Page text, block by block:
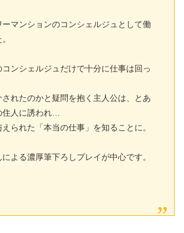
マンションのコンシェルジュとして働
コンシェルジュだけで十分に仕事は回っ
れたのかと疑問を抱く主人公は、とあ
人に誘われ…
られた「本当の仕事」を知ることに。
よる濃厚筆下ろしプレイが中心です。